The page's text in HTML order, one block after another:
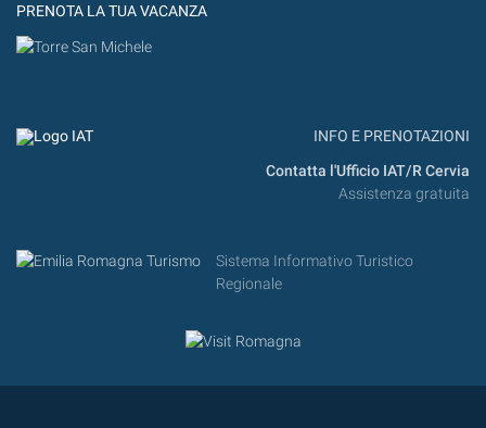
PRENOTA LA TUA VACANZA
INFO E PRENOTAZIONI
Contatta l'Ufficio IAT/R Cervia
Assistenza gratuita
Sistema Informativo Turistico
Regionale